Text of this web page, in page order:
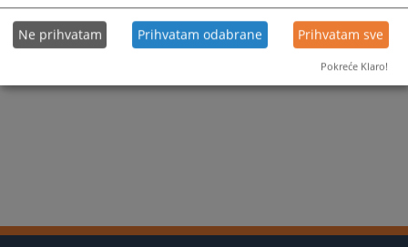
Ne prihvatam Prihvatam odabrane Prihvatam sve
Pokreće Klaro!